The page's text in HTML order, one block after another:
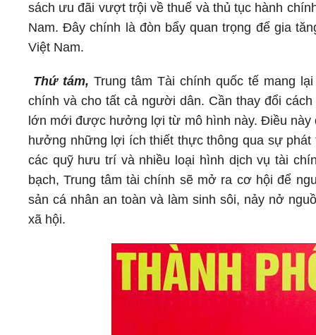
sách ưu đãi vượt trội về thuế và thủ tục hành
Nam. Đây chính là đòn bẩy quan trọng để gia
Việt Nam.
Thứ tám, Trung tâm Tài chính quốc tế mang
chính và cho tất cả người dân. Cần thay đổi
lớn mới được hưởng lợi từ mô hình này. Điều
hưởng những lợi ích thiết thực thông qua sự
các quỹ hưu trí và nhiều loại hình dịch vụ tài
bạch, Trung tâm tài chính sẽ mở ra cơ hội để
sản cá nhân an toàn và làm sinh sôi, nảy nở
xã hội.